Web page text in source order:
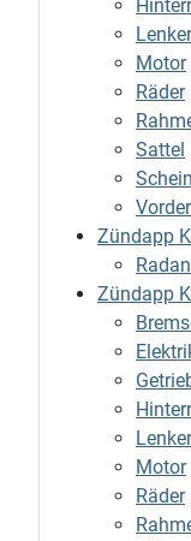
Lenker
Motor
Räder
Sattel
Zündapp
Zündapp
Lenker
Motor
Räder